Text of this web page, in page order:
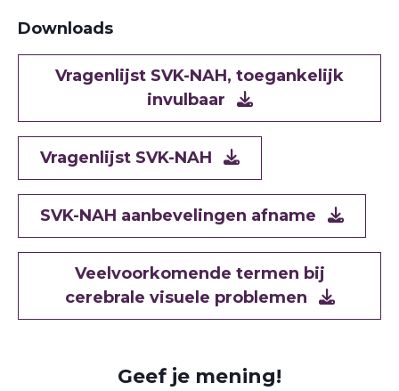
Downloads
Document
Vragenlijst SVK-NAH, toegankelijk
invulbaar
Document
Vragenlijst SVK-NAH
Document
SVK-NAH aanbevelingen afname
DocumentVeelvoorkomende termen bij
cerebrale visuele problemen
Geef je mening!